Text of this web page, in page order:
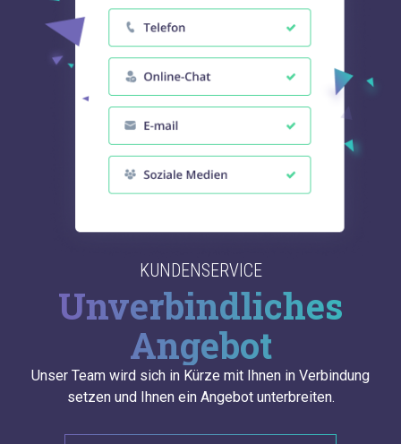
KUNDENSERVICE
Unverbindliches
Angebot
Unser Team wird sich in Kürze mit Ihnen in Verbindung
setzen und Ihnen ein Angebot unterbreiten.